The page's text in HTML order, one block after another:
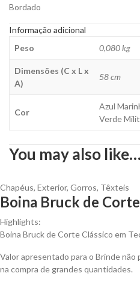
Bordado
Informação adicional
Peso
0,080 kg
Dimensões (C x L x
A)
58 cm
Cor
Azul
Verde
You may also like…
Chapéus, Exterior, Gorros, Têxteis
Boina Bruck de
Highlights:
Boina Bruck de Corte Clássico em
Valor apresentado para o Brinde
na compra de grandes quantidades.